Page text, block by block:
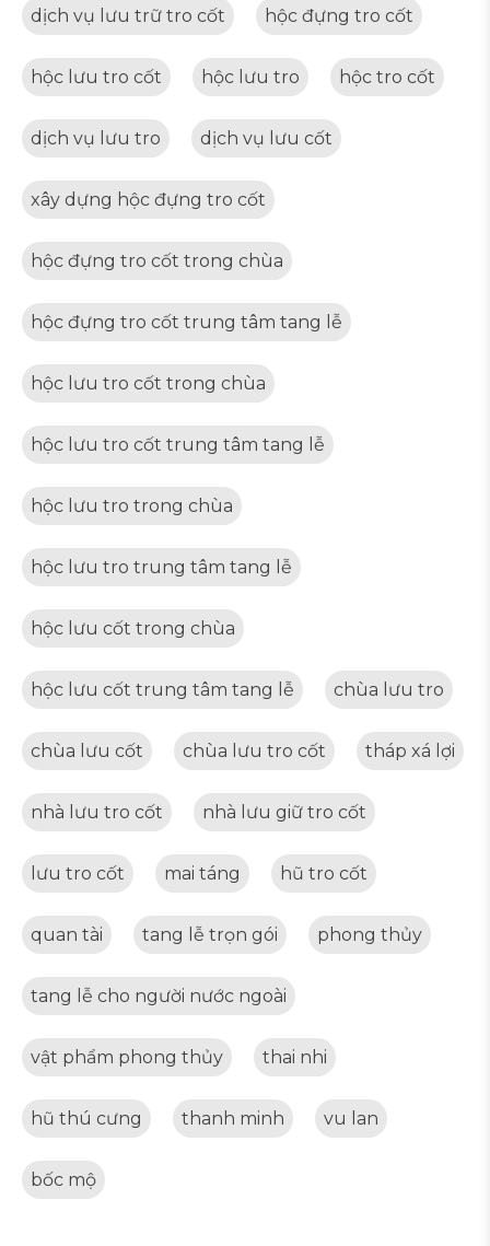
dịch vụ lưu trữ tro cốt hộc đựng tro cốt
hộc lưu tro cốt hộc lưu tro hộc tro cốt
dịch vụ lưu tro dịch vụ lưu cốt
xây dựng hộc đựng tro cốt
hộc đựng tro cốt trong chùa
hộc đựng tro cốt trung tâm tang lễ
hộc lưu tro cốt trong chùa
hộc lưu tro cốt trung tâm tang lễ
hộc lưu tro trong chùa
hộc lưu tro trung tâm tang lễ
hộc lưu cốt trong chùa
hộc lưu cốt trung tâm tang lễ chùa lưu tro
chùa lưu cốt chùa lưu tro cốt tháp xá lợi
nhà lưu tro cốt nhà lưu giữ tro cốt
lưu tro cốt mai táng hũ tro cốt
quan tài tang lễ trọn gói phong thủy
tang lễ cho người nước ngoài
vật phẩm phong thủy thai nhi
hũ thú cưng thanh minh vu lan
bốc mộ